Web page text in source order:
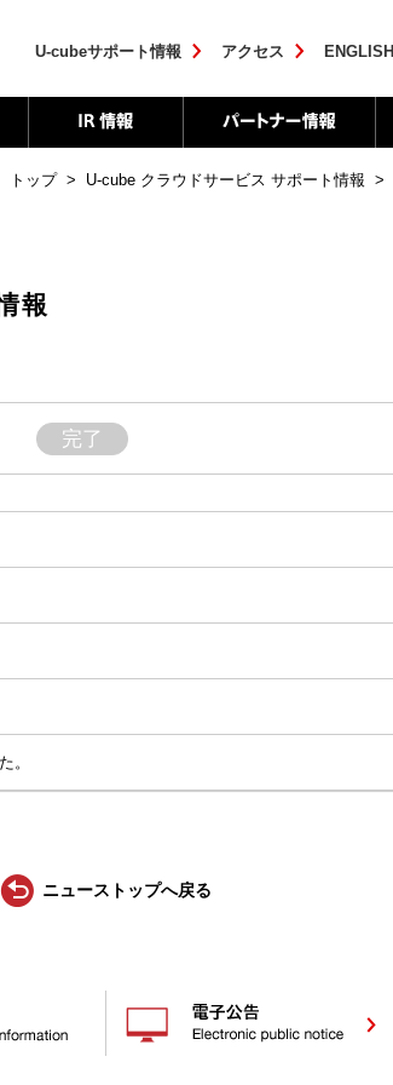
U-cubeサポート情報 アクセス ENGLISH
トップ > U-cube クラウドサービス サポート情報 >
報
完了
。
ニューストップへ戻る